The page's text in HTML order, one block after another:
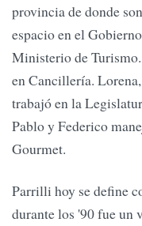
provincia de donde
espacio en el
Ministerio de
en Cancillería.
trabajó en la
Pablo y Federico
Gourmet.
Parrilli hoy se define
durante los '90 fue un